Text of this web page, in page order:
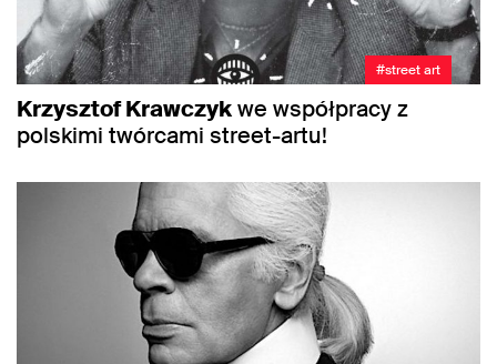
#street art
Krzysztof Krawczykwe współpracy z
polskimi twórcami street-artu!